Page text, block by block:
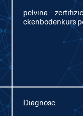
pel­vina –
cken­bo­den­kurs
Diagnose